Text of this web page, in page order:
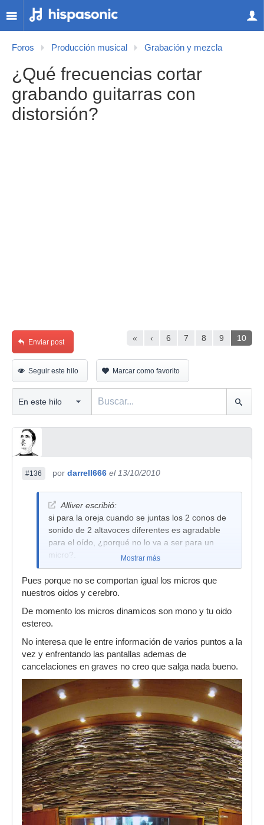
Foros Producción musical Grabación y mezcla
¿Qué frecuencias cortar
grabando guitarras con
distorsión?
« ‹ 6 7 8 9 10
Enviar post
Seguir este hilo Marcar como favorito
#136 por darrell666 el 13/10/2010
Alliver escribió:
si para la oreja cuando se juntas los 2 conos de
sonido de 2 altavoces diferentes es agradable
para el oído, ¿porqué no lo va a ser para un
micro?.
Mostrar más
Pues porque no se comportan igual los micros que
nuestros oidos y cerebro.
De momento los micros dinamicos son mono y tu oido
estereo.
No interesa que le entre información de varios puntos a la
vez y enfrentando las pantallas ademas de
cancelaciones en graves no creo que salga nada bueno.